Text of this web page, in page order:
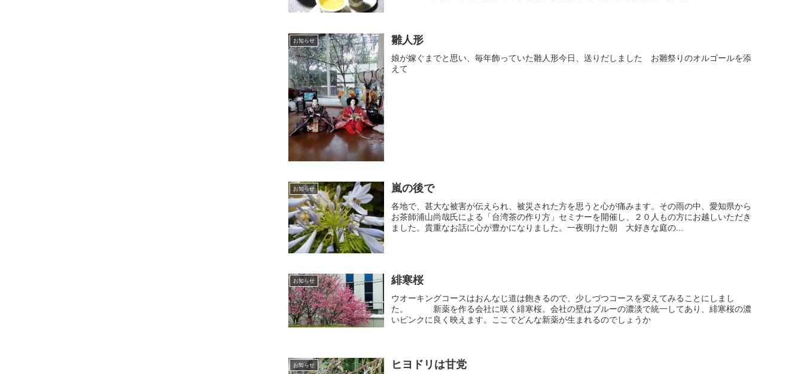
お知らせ 雛人形
娘が嫁ぐまでと思い、毎年飾っていた雛人形今日、送りだしました お雛祭りのオルゴールを添
えて
お知らせ 嵐の後で
各地で、甚大な被害が伝えられ、被災された方を思うと心が痛みます。その雨の中、愛知県から
お茶師浦山尚哉氏による「台湾茶の作り方」セミナーを開催し、２０人もの方にお越しいただき
ました。貴重なお話に心が豊かになりました。一夜明けた朝 大好きな庭の...
お知らせ 緋寒桜
ウオーキングコースはおんなじ道は飽きるので、少しづつコースを変えてみることにしまし
た。 新薬を作る会社に咲く緋寒桜。会社の壁はブルーの濃淡で統一してあり、緋寒桜の濃
いピンクに良く映えます。ここでどんな新薬が生まれるのでしょうか
お知らせ ヒヨドリは甘党